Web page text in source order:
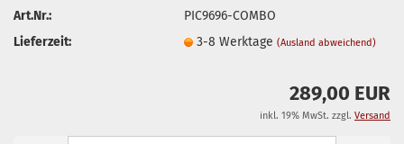
Art.Nr.:
PIC9696-COMBO
Lieferzeit:
3-8 Werktage(Ausland abweichend)
289,00 EUR
inkl. 19% MwSt. zzgl. Versand